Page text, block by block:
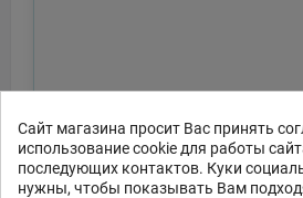
Сайт магазина просит Вас принять
использование cookie для работы
последующих контактов. Куки
нужны, чтобы показывать Вам